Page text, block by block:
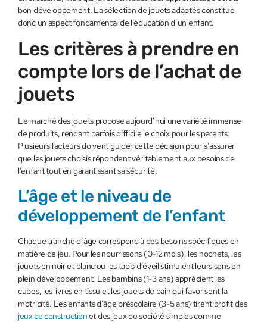
bon développement. La sélection de jouets adaptés constitue
donc un aspect fondamental de l’éducation d’un enfant.
Les critères à prendre en
compte lors de l’achat de
jouets
Le marché des jouets propose aujourd’hui une variété immense
de produits, rendant parfois difficile le choix pour les parents.
Plusieurs facteurs doivent guider cette décision pour s’assurer
que les jouets choisis répondent véritablement aux besoins de
l’enfant tout en garantissant sa sécurité.
L’âge et le niveau de
développement de l’enfant
Chaque tranche d’âge correspond à des besoins spécifiques en
matière de jeu. Pour les nourrissons (0-12 mois), les hochets, les
jouets en noir et blanc ou les tapis d’éveil stimulent leurs sens en
plein développement. Les bambins (1-3 ans) apprécient les
cubes, les livres en tissu et les jouets de bain qui favorisent la
motricité. Les enfants d’âge préscolaire (3-5 ans) tirent profit des
jeux de constructionet des jeux de société simples comme